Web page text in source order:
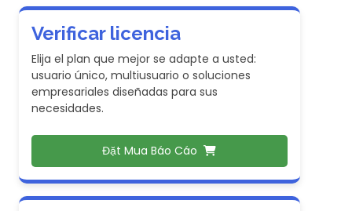
Verificar licencia
Elija el plan que mejor se adapte a usted:
usuario único, multiusuario o soluciones
empresariales diseñadas para sus
necesidades.
Đặt Mua Báo Cáo